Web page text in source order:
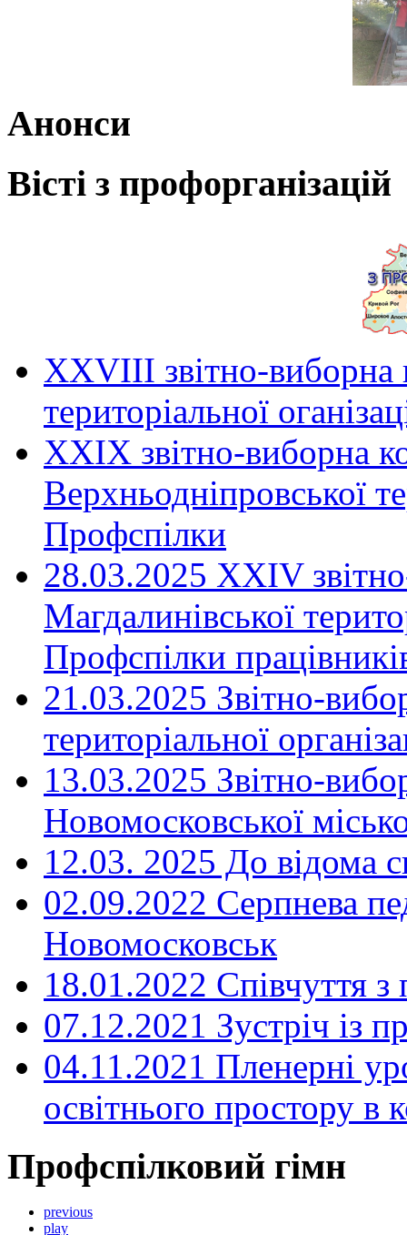
Анонси
Вісті з профорганізацій
ХХVIII звітно-виборна
територіальної
XXIX звітно-виборна
Верхньодніпровської
Профспілки
28.03.2025 ХХІV
Магдалинівської
Профспілки
21.03.2025 Звітно-
територіальної
13.03.2025 Звітно-
Новомосковської
12.03. 2025 До відома
02.09.2022 Серпнева
Новомосковськ
18.01.2022 Співчуття з
07.12.2021 Зустріч із
04.11.2021 Пленерні
освітнього простору
Профспілковий гімн
previous
play